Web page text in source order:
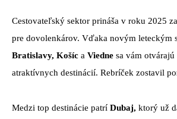
Cestovateľský sektor prináša v roku 2025
pre dovolenkárov. Vďaka novým leteckým
Bratislavy, Košíc a Viedne sa vám
atraktívnych destinácií. Rebríček zostavil
Medzi top destinácie patrí Dubaj, ktorý už